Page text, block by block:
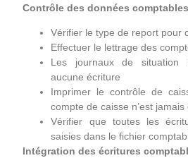
Contrôle des données
Vérifier le type de report pour
Effectuer le lettrage des
Les journaux de situation
aucune écriture
Imprimer le contrôle de
compte de caisse n’est
Vérifier que toutes les
saisies dans le fichier
Intégration des écritures